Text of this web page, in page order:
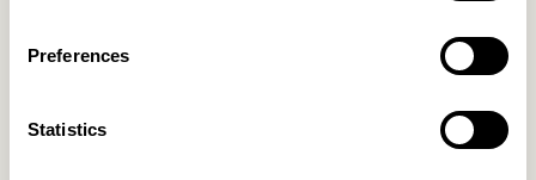
Preferences
Statistics